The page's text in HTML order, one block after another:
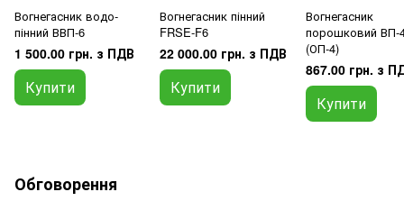
Вогнегасник водо-
пінний ВВП-6
1 500.00 грн. з ПДВ
Купити
Вогнегасник пінний
FRSE-F6
22 000.00 грн. з ПДВ
Купити
Вогнегасник
порошковий ВП-
(ОП-4)
867.00 грн. з
Купити
Обговорення